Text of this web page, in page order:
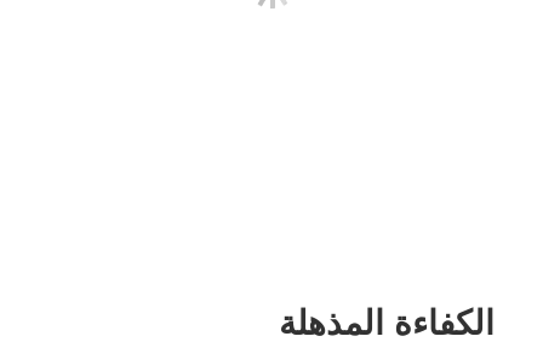
الكفاءة المذهلة